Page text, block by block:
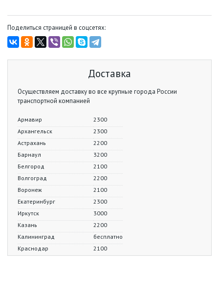
Поделиться страницей в соцсетях:
Доставка
Осуществляем доставку во все крупные города России
транспортной компанией
Армавир
2300
Архангельск
2300
Астрахань
2200
Барнаул
3200
Белгород
2100
Волгоград
2200
Воронеж
2100
Екатеринбург
2300
Иркутск
3000
Казань
2200
Калининград
бесплатно
Краснодар
2100